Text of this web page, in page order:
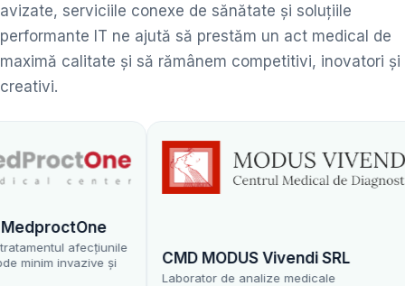
avizate, serviciile conexe de sănătate și soluțiile
performante IT ne ajută să prestăm un act medical de
maximă calitate și să rămânem competitivi, inovatori și
creativi.
afecțiunile
invazive și
CMD MODUS Vivendi SRL
Laborator de analize medicale